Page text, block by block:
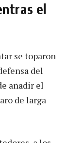
el
se toparon
del
añadir el
de larga